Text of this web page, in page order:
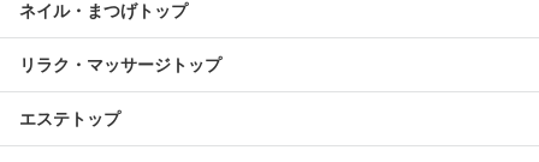
ネイル・まつげトップ
リラク・マッサージトップ
エステトップ